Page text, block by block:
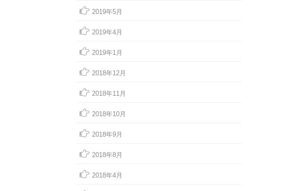
2019年5月
2019年4月
2019年1月
2018年12月
2018年11月
2018年10月
2018年9月
2018年8月
2018年4月